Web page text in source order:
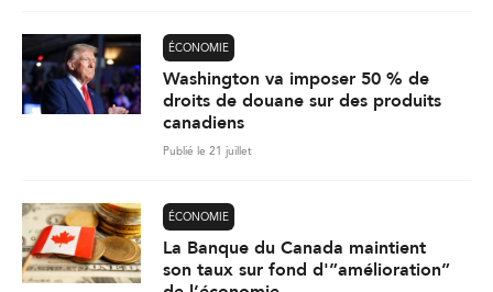
ÉCONOMIE
Washington va imposer 50 % de
droits de douane sur des produits
canadiens
Publié le 21 juillet
ÉCONOMIE
La Banque du Canada maintient
son taux sur fond d'”amélioration”